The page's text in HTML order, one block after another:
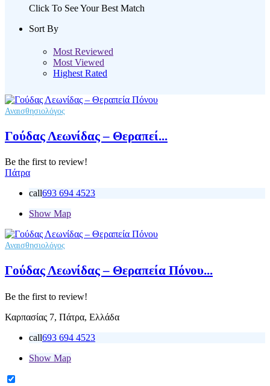
Click To See Your Best Match
Sort By
Most Reviewed
Most Viewed
Highest Rated
Αναισθησιολόγος
Γούδας Λεωνίδας – Θεραπεί...
Be the first to review!
Πάτρα
call693 694 4523
Show Map
Αναισθησιολόγος
Γούδας Λεωνίδας – Θεραπεία Πόνου...
Be the first to review!
Καρπασίας 7, Πάτρα, Ελλάδα
call693 694 4523
Show Map